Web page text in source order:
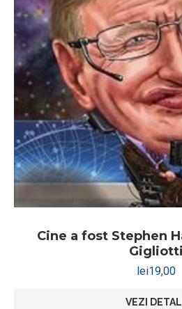
Cine a fost Stephen
Gigliotti
lei19,00
VEZI DETALII